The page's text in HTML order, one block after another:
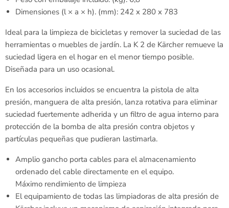
Dimensiones (l × a × h). (mm): 242 x 280 x 783
Ideal para la limpieza de bicicletas y remover la suciedad de las
herramientas o muebles de jardín. La K 2 de Kärcher remueve la
suciedad ligera en el hogar en el menor tiempo posible.
Diseñada para un uso ocasional.
En los accesorios incluidos se encuentra la pistola de alta
presión, manguera de alta presión, lanza rotativa para eliminar
suciedad fuertemente adherida y un filtro de agua interno para
protección de la bomba de alta presión contra objetos y
partículas pequeñas que pudieran lastimarla.
Amplio gancho porta cables para el almacenamiento
ordenado del cable directamente en el equipo.
Máximo rendimiento de limpieza
El equipamiento de todas las limpiadoras de alta presión de